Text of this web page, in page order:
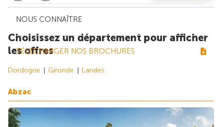
NOUS CONNAÎTRE
TÉLÉCHARGER NOS BROCHURES
Choisissez un département pour afficher
les offres
Dordogne Gironde Landes
Abzac